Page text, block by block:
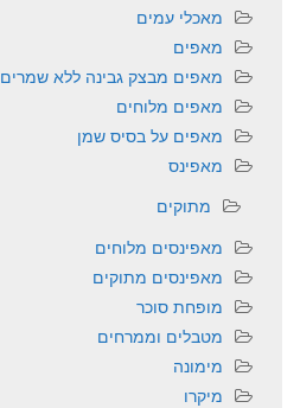
מאכלי עמים
מאפים
מאפים מבצק גבינה ללא שמרים
מאפים מלוחים
מאפים על בסיס שמן
מאפינס
מתוקים
מאפינסים מלוחים
מאפינסים מתוקים
מופחת סוכר
מטבלים וממרחים
מימונה
מיקרו